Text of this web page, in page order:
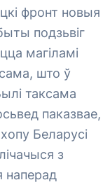
фронт новыя
подзьвіг
магіламі
што ў
таксама
паказвае,
Беларусі
з
наперад